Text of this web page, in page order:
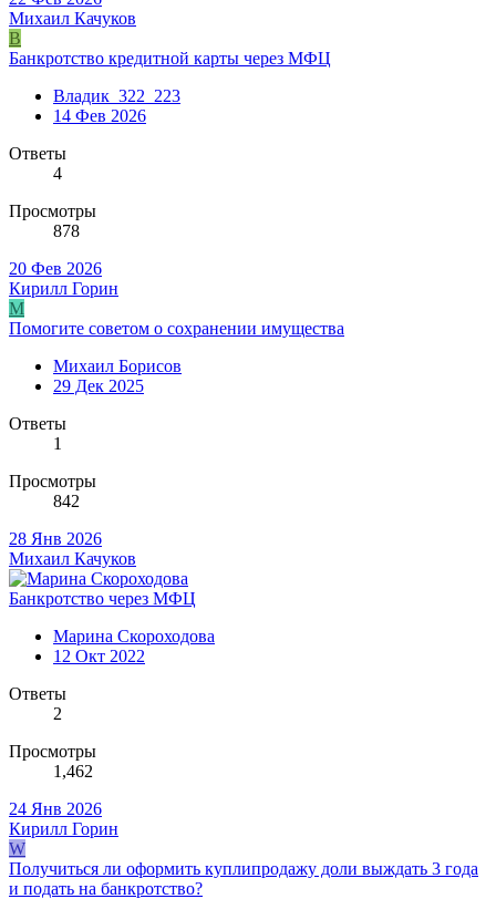
Михаил Качуков
В
Банкротство кредитной карты через МФЦ
Владик_322_223
14 Фев 2026
Ответы
4
Просмотры
878
20 Фев 2026
Кирилл Горин
М
Помогите советом о сохранении имущества
Михаил Борисов
29 Дек 2025
Ответы
1
Просмотры
842
28 Янв 2026
Михаил Качуков
Банкротство через МФЦ
Марина Скороходова
12 Окт 2022
Ответы
2
Просмотры
1,462
24 Янв 2026
Кирилл Горин
W
Получиться ли оформить куплипродажу доли выждать 3 года
и подать на банкротство?